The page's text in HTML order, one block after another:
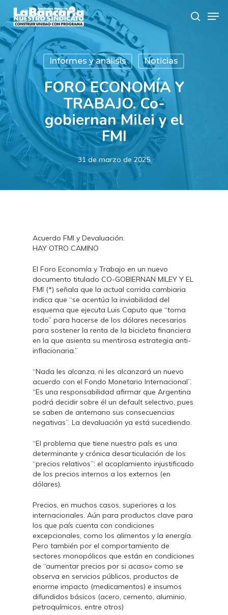
main
content
search
Informes y análisis Noticias
FORO ECONOMÍA Y
TRABAJO. Co-
gobiernan Milei y el
FMI
31 de marzo de 2025
Acuerdo FMI y Devaluación.
HAY OTRO CAMINO
El Foro Economía y Trabajo en un nuevo
documento titulado CO-GOBIERNAN MILEY Y EL
FMI (*) señala que la actual corrida cambiaria
indica que “se acentúa la inviabilidad del
esquema que ejecuta Luis Caputo que “toma
todo” para hacerse de los dólares necesarios
para sostener la renta de la bicicleta financiera
en la que asienta su mentirosa estrategia anti-
inflacionaria.”
“Nada les alcanza, ni les alcanzará un nuevo
acuerdo con el Fondo Monetario Internacional”.
“Es una responsabilidad afirmar que Argentina
podrá decidir sobre él un default selectivo, pues
se saben de antemano sus consecuencias
negativas”. La devaluación ya está sucediendo.
“El problema que tiene nuestro país es una
determinante y crónica desarticulación de los
“precios relativos”: el acoplamiento injustificado
de los precios internos a los externos (en
dólares).
Precios, en muchos casos, superiores a los
internacionales. Aún para productos clave para
los que país cuenta con condiciones
excepcionales, como los alimentos y la energía.
Pero también por el comportamiento de
sectores monopólicos que están en condiciones
de “aumentar precios por si acaso» como se
observa en servicios públicos, productos de
enorme impacto (medicamentos) e insumos
difundidos básicos (acero, cemento, aluminio,
petroquímicos, entre otros)